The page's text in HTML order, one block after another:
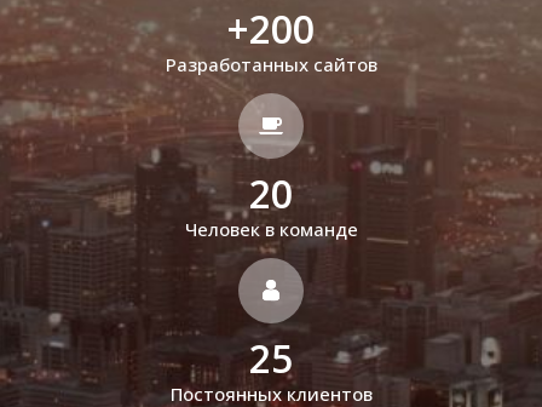
+200
Разработанных сайтов
20
Человек в команде
25
Постоянных клиентов